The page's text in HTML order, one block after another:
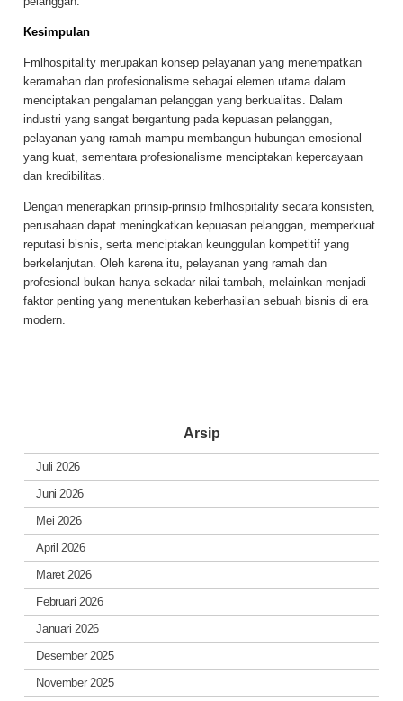
Kesimpulan
Fmlhospitality merupakan konsep pelayanan yang menempatkan
keramahan dan profesionalisme sebagai elemen utama dalam
menciptakan pengalaman pelanggan yang berkualitas. Dalam
industri yang sangat bergantung pada kepuasan pelanggan,
pelayanan yang ramah mampu membangun hubungan emosional
yang kuat, sementara profesionalisme menciptakan kepercayaan
dan kredibilitas.
Dengan menerapkan prinsip-prinsip fmlhospitality secara konsisten,
perusahaan dapat meningkatkan kepuasan pelanggan, memperkuat
reputasi bisnis, serta menciptakan keunggulan kompetitif yang
berkelanjutan. Oleh karena itu, pelayanan yang ramah dan
profesional bukan hanya sekadar nilai tambah, melainkan menjadi
faktor penting yang menentukan keberhasilan sebuah bisnis di era
modern.
Arsip
Juli 2026
Juni 2026
Mei 2026
April 2026
Maret 2026
Februari 2026
Januari 2026
Desember 2025
November 2025